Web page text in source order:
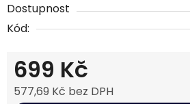
Dostupnost
Kód:
699 Kč
577,69 Kč bez DPH